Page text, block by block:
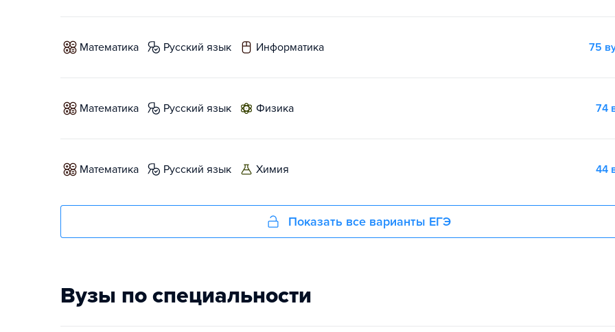
математика русский язык информатика 75
математика русский язык физика 74
математика русский язык химия 44
Показать все варианты ЕГЭ
Вузы по специальности